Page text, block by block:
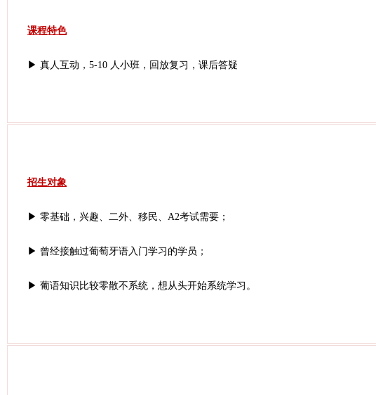
课程特色
▶ 真人互动，5-10 人小班，回放复习，课后答疑
招生对象
▶ 零基础，兴趣、二外、移民、A2考试需要；
▶ 曾经接触过葡萄牙语入门学习的学员；
▶ 葡语知识比较零散不系统，想从头开始系统学习。